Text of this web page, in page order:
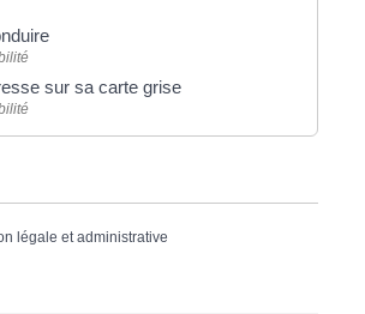
sur sa carte grise
légale et administrative